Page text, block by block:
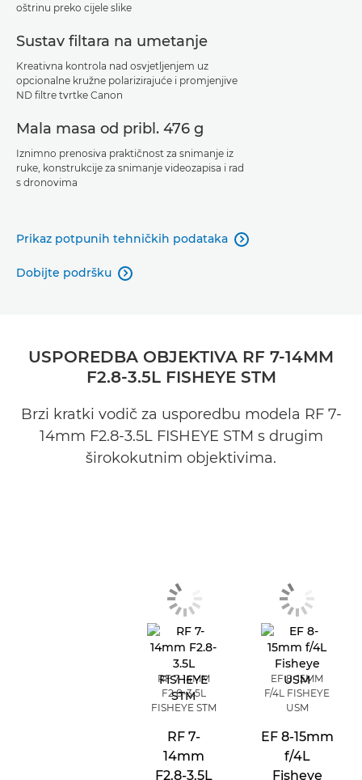
oštrinu preko cijele slike
Sustav filtara na umetanje
Kreativna kontrola nad osvjetljenjem uz
opcionalne kružne polarizirajuće i promjenjive
ND filtre tvrtke Canon
Mala masa od pribl. 476 g
Iznimno prenosiva praktičnost za snimanje iz
ruke, konstrukcije za snimanje videozapisa i rad
s dronovima
Prikaz potpunih tehničkih podataka 
Dobijte podršku 
USPOREDBA OBJEKTIVA RF 7-14MM
F2.8-3.5L FISHEYE STM
Brzi kratki vodič za usporedbu modela RF 7-
14mm F2.8-3.5L FISHEYE STM s drugim
širokokutnim objektivima.
RF 7-14MM
F2.8-3.5L
FISHEYE STM
RF 7-
14mm
F2.8-3.5L
EF 8-15MM
F/4L FISHEYE
USM
EF 8-15mm
f/4L
Fisheye